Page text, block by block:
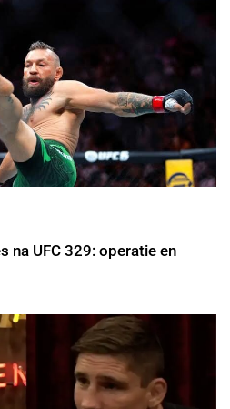
na UFC 329: operatie en